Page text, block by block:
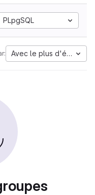
PLpgSQL
Avec le plus d'étoiles